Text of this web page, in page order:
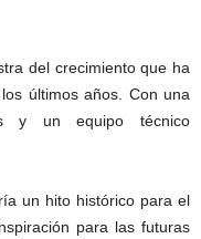
del crecimiento que ha
últimos años. Con una
y un equipo técnico
un hito histórico para el
para las futuras